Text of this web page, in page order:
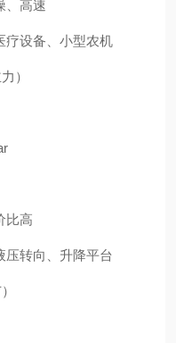
、高速
疗设备、小型农机
）
比高
压转向、升降平台